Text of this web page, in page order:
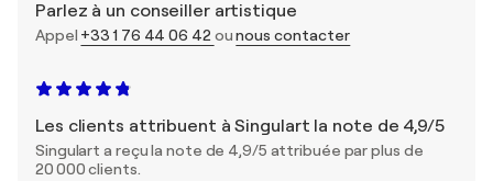
Parlez à un conseiller artistique
Appel +33 1 76 44 06 42 ounous contacter
Les clients attribuent à Singulart la note de 4,9/5
Singulart a reçu la note de 4,9/5 attribuée par plus de
20 000 clients.